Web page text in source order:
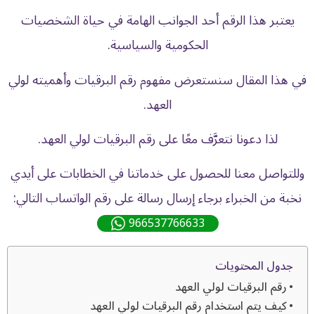
يعتبر هذا الرقم أحد الجوانب الهامة في حياة الشخصيات
الحكومية والسياسية.
في هذا المقال سنستعرض مفهوم رقم البرقيات وأهميته لولي
العهد.
لذا دعونا نتعرَّف معًا على رقم البرقيات لولي العهد.
وللتواصل معنا للحصول على خدماتنا في الخطابات على أيدي
نخبة من الخبراء برجاء إرسال رسالة على رقم الواتساب التالي:
966537766633
جدول المحتويات
رقم البرقيات لولي العهد
كيف يتم استخدام رقم البرقيات لولي العهد